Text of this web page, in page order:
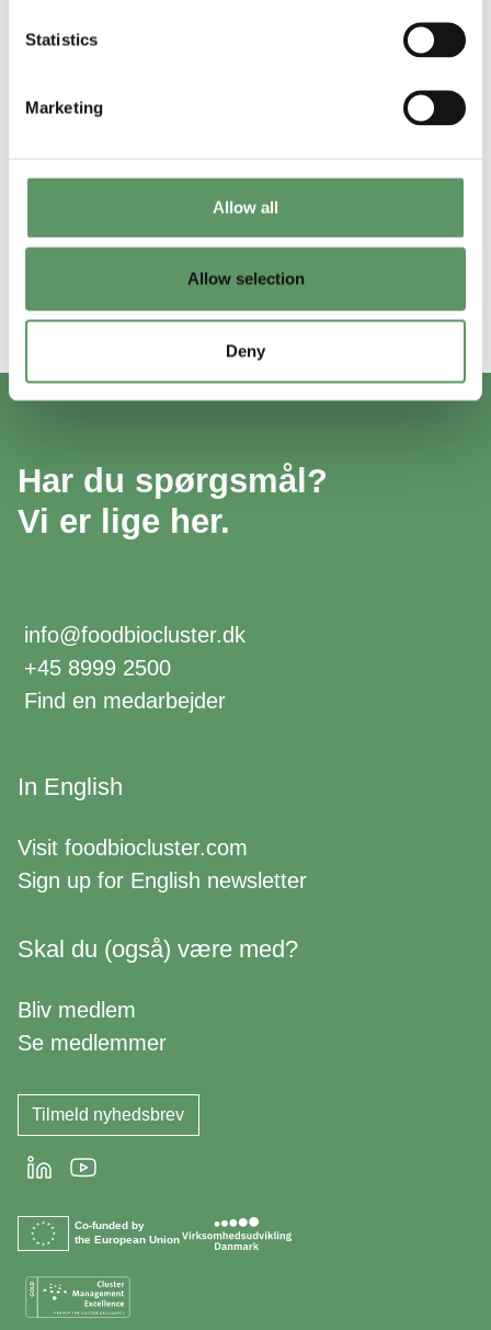
Statistics
Marketing
Allow all
Allow selection
Deny
Biosolutions Zealand -biosolutionszealand.dk
Har du spørgsmål?
Vi er lige her.
info@foodbiocluster.dk
+45 8999 2500
Find en medarbejder
In English
Visit foodbiocluster.com
Sign up for English newsletter
Skal du (også) være med?
Bliv medlem
Se medlemmer
Tilmeld nyhedsbrev
LinkedInYoutube
Co-funded by
the European Union